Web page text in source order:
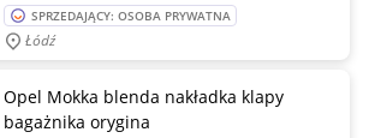
SPRZEDAJĄCY: OSOBA PRYWATNA
Łódź
Opel Mokka blenda nakładka klapy
bagażnika orygina